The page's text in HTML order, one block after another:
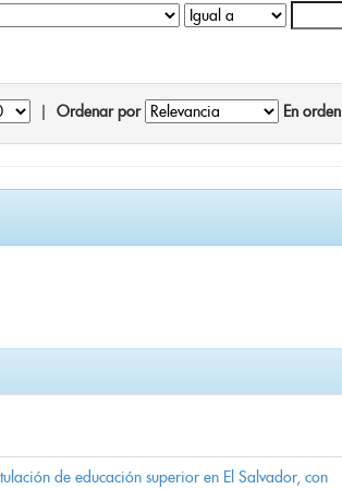
Ordenar por En orden
de educación superior en El Salvador, con